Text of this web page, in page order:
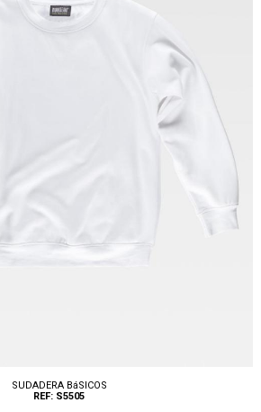
SUDADERA BáSICOS
REF: S5505